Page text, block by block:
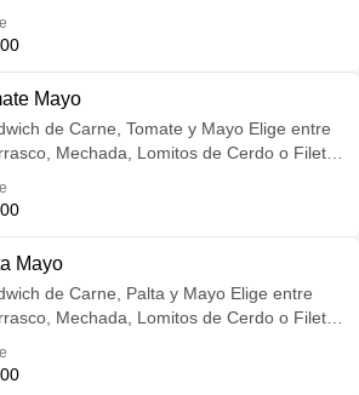
la Carne por Champiñones
Mayo
de Carne, Tomate y Mayo Elige entre
Mechada, Lomitos de Cerdo o Filetes
Salteados Incluye Porción de
Mayo
de Carne, Palta y Mayo Elige entre
Mechada, Lomitos de Cerdo o Filetes
Salteados Incluye Porción de